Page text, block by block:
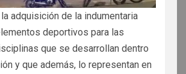
adquisición de la indumentaria
deportivos para las
que se desarrollan dentro
y que además, lo representan en